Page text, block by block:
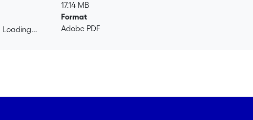
Loading...
17.14 MB
Format
Adobe PDF